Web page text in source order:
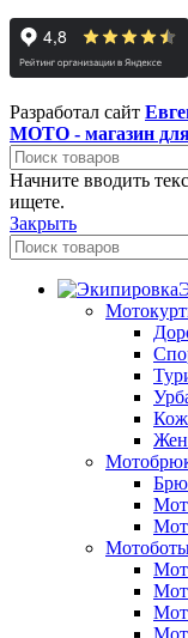
Разработал сайт
МОТО - магазин
Начните вводить
ищете.
Закрыть